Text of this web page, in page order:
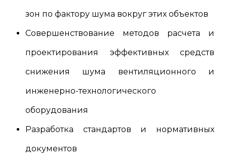
зон по фактору шума вокруг этих объектов
Совершенствование методов расчета и
проектирования эффективных средств
снижения шума вентиляционного и
инженерно-технологического
оборудования
Разработка стандартов и нормативных
документов